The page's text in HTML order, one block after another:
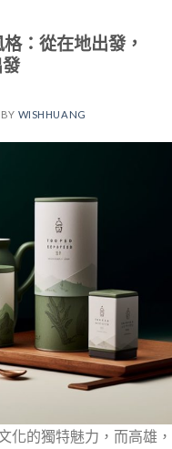
：從在地出發，
BY WISHHUANG
化的獨特魅力，而高雄，